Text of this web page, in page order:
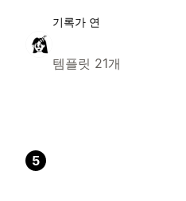
기록가 연
템플릿 21개
5